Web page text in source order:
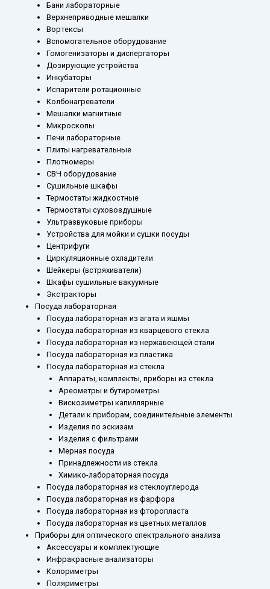
Бани лабораторные
Верхнеприводные мешалки
Вортексы
Вспомогательное оборудование
Гомогенизаторы и диспергаторы
Дозирующие устройства
Инкубаторы
Испарители ротационные
Колбонагреватели
Мешалки магнитные
Микроскопы
Печи лабораторные
Плиты нагревательные
Плотномеры
СВЧ оборудование
Сушильные шкафы
Термостаты жидкостные
Термостаты суховоздушные
Ультразвуковые приборы
Устройства для мойки и сушки посуды
Центрифуги
Циркуляционные охладители
Шейкеры (встряхиватели)
Шкафы сушильные вакуумные
Экстракторы
Посуда лабораторная
Посуда лабораторная из агата и яшмы
Посуда лабораторная из кварцевого стекла
Посуда лабораторная из нержавеющей стали
Посуда лабораторная из пластика
Посуда лабораторная из стекла
Аппараты, комплекты, приборы из стекла
Ареометры и бутирометры
Вискозиметры капиллярные
Детали к приборам, соединительные элементы
Изделия по эскизам
Изделия с фильтрами
Мерная посуда
Принадлежности из стекла
Химико-лабораторная посуда
Посуда лабораторная из стеклоуглерода
Посуда лабораторная из фарфора
Посуда лабораторная из фторопласта
Посуда лабораторная из цветных металлов
Приборы для оптического спектрального анализа
Аксессуары и комплектующие
Инфракрасные анализаторы
Колориметры
Поляриметры